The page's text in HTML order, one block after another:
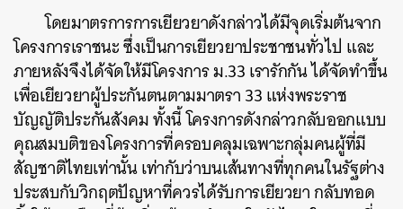
โดยมาตรการการเยียวยาดังกล่าวได้มีจุดเริ่มต้นจาก
โครงการเราชนะ ซึ่งเป็นการเยียวยาประชาชนทั่วไป และ
ภายหลังจึงได้จัดให้มีโครงการ ม.33 เรารักกัน ได้จัดทำขึ้น
เพื่อเยียวยาผู้ประกันตนตามมาตรา 33 แห่งพระราช
บัญญัติประกันสังคม ทั้งนี้ โครงการดังกล่าวกลับออกแบบ
คุณสมบติของโครงการที่ครอบคลุมเฉพาะกลุ่มคนผู้ที่มี
สัญชาติไทยเท่านั้น เท่ากับว่าบนเส้นทางที่ทุกคนในรัฐต่าง
ประสบกับวิกฤตปัญหาที่ควรได้รับการเยียวยา กลับทอด